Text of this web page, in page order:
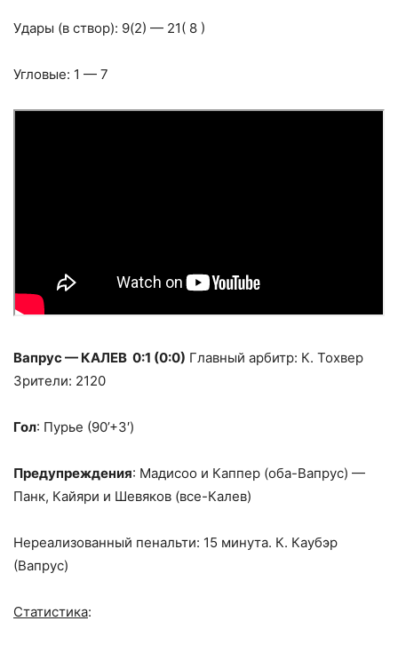
Удары (в створ): 9(2) — 21( 8 )
Угловые: 1 — 7
Вапрус — КАЛЕВ 0:1 (0:0) Главный арбитр: К. Тохвер
Зрители: 2120
Гол: Пурье (90’+3′)
Предупреждения: Мадисоо и Каппер (оба-Вапрус) —
Панк, Кайяри и Шевяков (все-Калев)
Нереализованный пенальти: 15 минута. К. Каубэр
(Вапрус)
Статистика: